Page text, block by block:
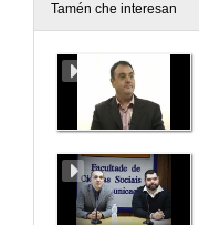
Tamén che interesan